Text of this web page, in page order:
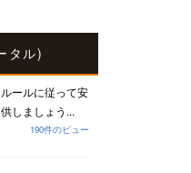
タル)
ールに従って安
しましょう...
190件のビュー